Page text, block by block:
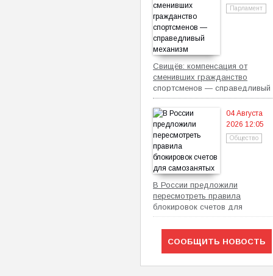
Парламент
Свищёв: компенсация от
сменивших гражданство
спортсменов — справедливый
механизм
04 Августа
2026 12:05
Общество
В России предложили
пересмотреть правила
блокировок счетов для
самозанятых
СООБЩИТЬ НОВОСТЬ